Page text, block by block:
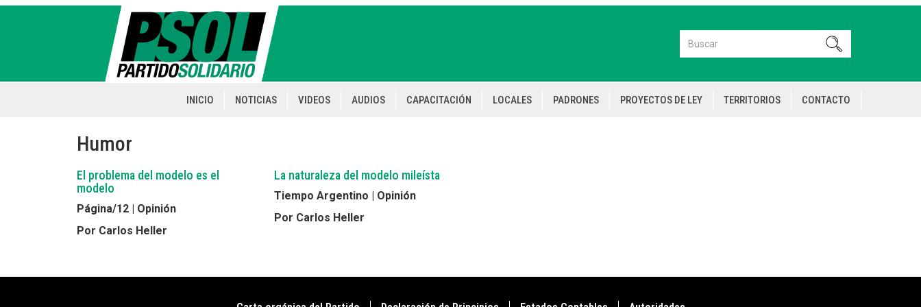
Pasar
Buscar
INICIO NOTICIAS VIDEOS AUDIOS CAPACITACIÓN LOCALES PADRONES PROYECTOS DE LEY TERRITORIOS CONTACTO
Humor
El problema del modelo es el
modelo
Página/12 | Opinión
Por Carlos Heller
La naturaleza del modelo mileísta
Tiempo Argentino | Opinión
Por Carlos Heller